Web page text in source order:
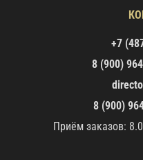
+7
8 (900)
8 (900)
Приём заказов: